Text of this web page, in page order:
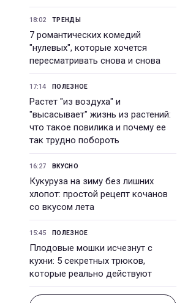
18:02 ТРЕНДЫ
7 романтических комедий
"нулевых", которые хочется
пересматривать снова и снова
17:14 ПОЛЕЗНОЕ
Растет "из воздуха" и
"высасывает" жизнь из растений:
что такое повилика и почему ее
так трудно побороть
16:27 ВКУСНО
Кукуруза на зиму без лишних
хлопот: простой рецепт кочанов
со вкусом лета
15:45 ПОЛЕЗНОЕ
Плодовые мошки исчезнут с
кухни: 5 секретных трюков,
которые реально действуют